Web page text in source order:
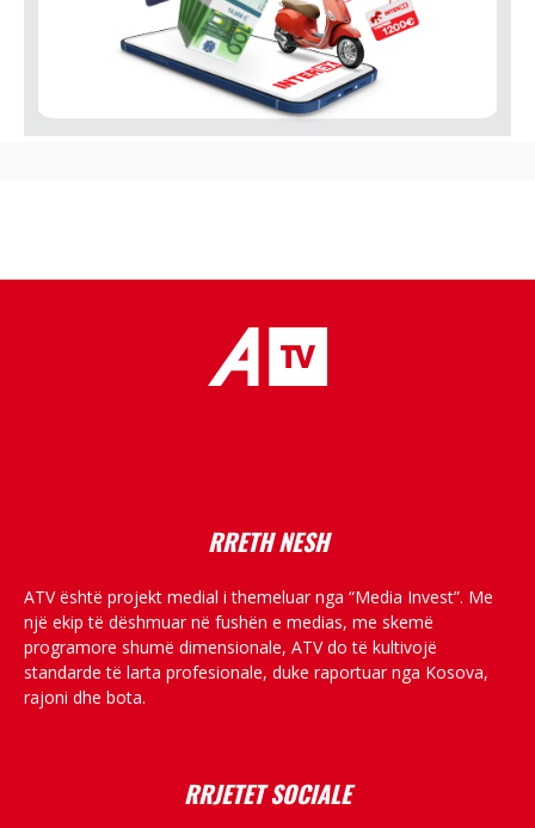
RRETH NESH
ATV është projekt medial i themeluar nga “Media Invest”. Me
një ekip të dëshmuar në fushën e medias, me skemë
programore shumë dimensionale, ATV do të kultivojë
standarde të larta profesionale, duke raportuar nga Kosova,
rajoni dhe bota.
RRJETET SOCIALE